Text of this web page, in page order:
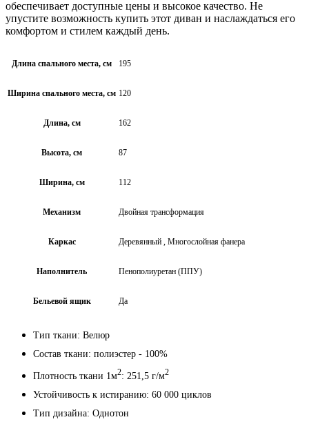
обеспечивает доступные цены и высокое качество. Не
упустите возможность купить этот диван и наслаждаться его
комфортом и стилем каждый день.
Длина спального места, см 195
Ширина спального места, см 120
Длина, см 162
Высота, см 87
Ширина, см 112
Механизм Двойная трансформация
Каркас Деревянный , Многослойная фанера
Наполнитель Пенополиуретан (ППУ)
Бельевой ящик Да
Тип ткани: Велюр
Состав ткани: полиэстер - 100%
Плотность ткани 1м2: 251,5 г/м2
Устойчивость к истиранию: 60 000 циклов
Тип дизайна: Однотон